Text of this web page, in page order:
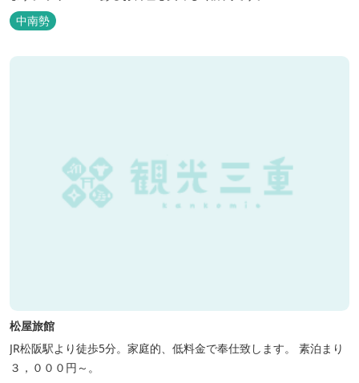
中南勢
松屋旅館
JR松阪駅より徒歩5分。家庭的、低料金で奉仕致します。 素泊まり
３，０００円～。